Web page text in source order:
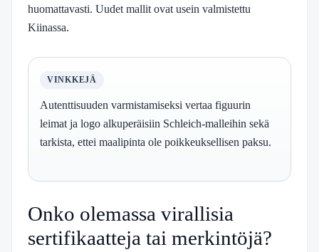
huomattavasti. Uudet mallit ovat usein valmistettu
Kiinassa.
VINKKEJÄ
Autenttisuuden varmistamiseksi vertaa figuurin
leimat ja logo alkuperäisiin Schleich-malleihin sekä
tarkista, ettei maalipinta ole poikkeuksellisen paksu.
Onko olemassa virallisia
sertifikaatteja tai merkintöjä?